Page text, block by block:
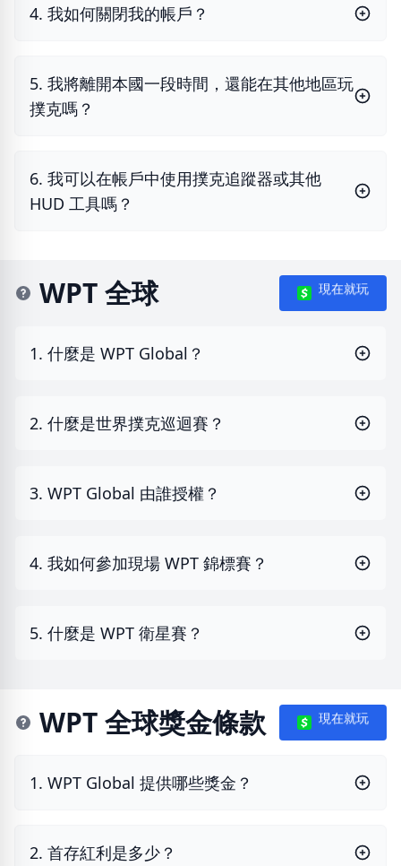
4. 我如何關閉我的帳戶？
5. 我將離開本國一段時間，還能在其他地區玩
撲克嗎？
6. 我可以在帳戶中使用撲克追蹤器或其他
HUD 工具嗎？
WPT 全球 現在就玩
1. 什麼是 WPT Global？
2. 什麼是世界撲克巡迴賽？
3. WPT Global 由誰授權？
4. 我如何參加現場 WPT 錦標賽？
5. 什麼是 WPT 衛星賽？
WPT 全球獎金條款 現在就玩
1. WPT Global 提供哪些獎金？
2. 首存紅利是多少？